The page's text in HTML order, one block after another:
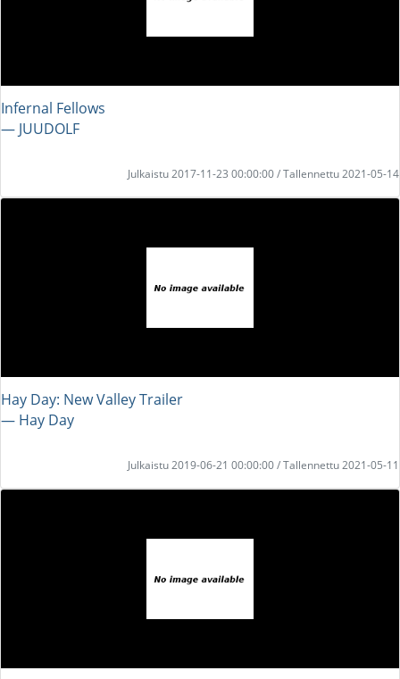
Infernal Fellows
― JUUDOLF
Julkaistu 2017-11-23 00:00:00 / Tallennettu 2021-05-14
Hay Day: New Valley Trailer
― Hay Day
Julkaistu 2019-06-21 00:00:00 / Tallennettu 2021-05-11